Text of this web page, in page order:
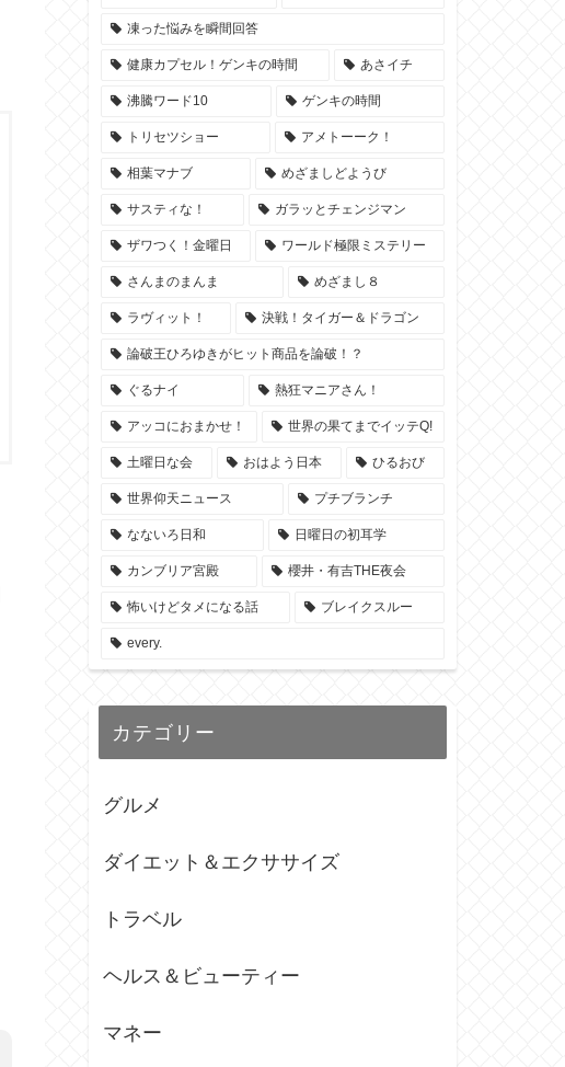
凍った悩みを瞬間回答
健康カプセル！ゲンキの時間 あさイチ
沸騰ワード10 ゲンキの時間
トリセツショー アメトーーク！
相葉マナブ めざましどようび
サスティな！ ガラッとチェンジマン
ザワつく！金曜日 ワールド極限ミステリー
さんまのまんま めざまし８
ラヴィット！ 決戦！タイガー＆ドラゴン
論破王ひろゆきがヒット商品を論破！？
ぐるナイ 熱狂マニアさん！
アッコにおまかせ！ 世界の果てまでイッテQ!
土曜日な会 おはよう日本 ひるおび
世界仰天ニュース プチブランチ
なないろ日和 日曜日の初耳学
カンブリア宮殿 櫻井・有吉THE夜会
怖いけどタメになる話 ブレイクスルー
every.
カテゴリー
グルメ
ダイエット＆エクササイズ
トラベル
ヘルス＆ビューティー
マネー